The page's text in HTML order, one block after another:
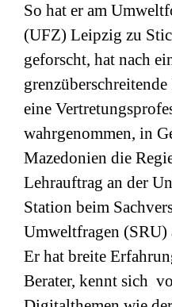
So hat er am
(UFZ) Leipzig zu
geforscht, hat nach
eine
wahrgenommen, in
Mazedonien die
Lehrauftrag an der
Station beim
Umweltfragen (SRU)
Er hat breite
Berater, kennt sich